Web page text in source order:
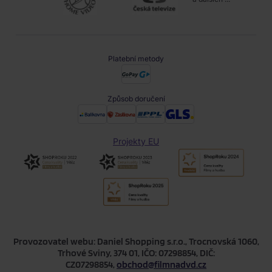
Platební metody
Způsob doručení
Projekty EU
Provozovatel webu: Daniel Shopping s.r.o., Trocnovská 1060,
Trhové Sviny, 374 01, IČO: 07298854, DIČ:
CZ07298854, obchod@filmnadvd.cz